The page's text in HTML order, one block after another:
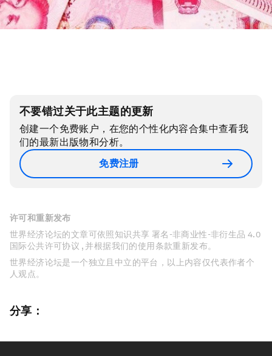
不要错过关于此主题的更新
创建一个免费账户，在您的个性化内容合集中查看我
们的最新出版物和分析。
免费注册
许可和重新发布
世界经济论坛的文章可依照知识共享 署名-非商业性-非衍生品 4.0
国际公共许可协议 , 并根据我们的使用条款重新发布。
世界经济论坛是一个独立且中立的平台，以上内容仅代表作者个
人观点。
分享：